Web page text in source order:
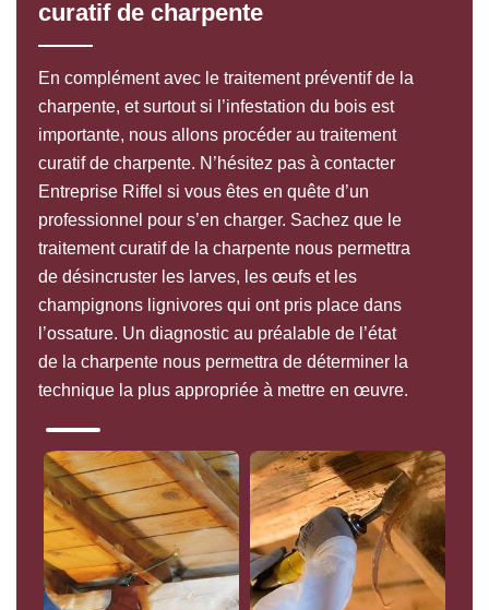
curatif de charpente
En complément avec le traitement préventif de la
charpente, et surtout si l’infestation du bois est
importante, nous allons procéder au traitement
curatif de charpente. N’hésitez pas à contacter
Entreprise Riffel si vous êtes en quête d’un
professionnel pour s’en charger. Sachez que le
traitement curatif de la charpente nous permettra
de désincruster les larves, les œufs et les
champignons lignivores qui ont pris place dans
l’ossature. Un diagnostic au préalable de l’état
de la charpente nous permettra de déterminer la
technique la plus appropriée à mettre en œuvre.